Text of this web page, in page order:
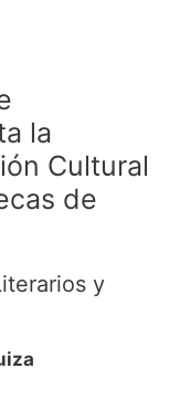
la
Cultural
de
y